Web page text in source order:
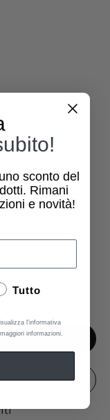
sconto del
Rimani
e novità!
Tutto
l'informativa
informazioni.